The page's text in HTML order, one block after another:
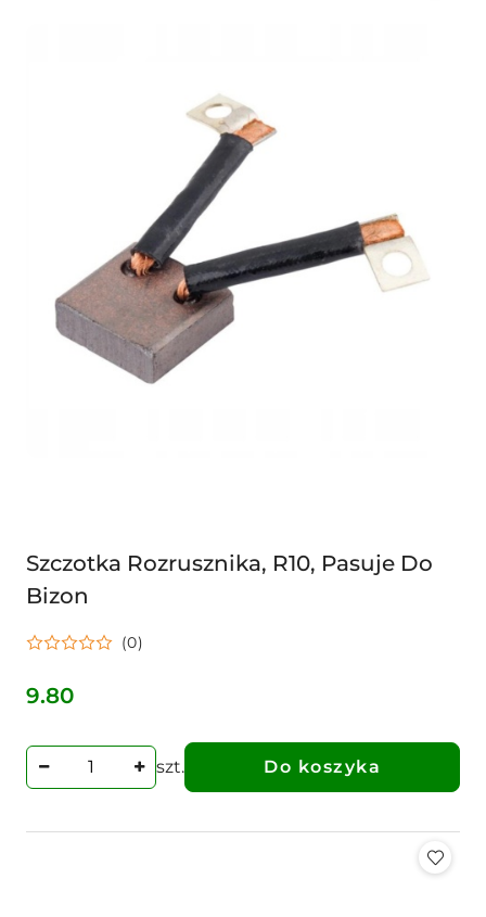
Szczotka Rozrusznika, R10, Pasuje Do
Bizon
(0)
Cena:
9.80
szt. Do koszyka